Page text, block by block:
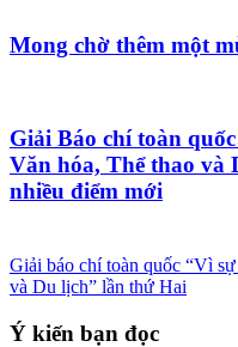
Mong chờ thêm một
Giải Báo chí toàn
Văn hóa, Thể thao và
nhiều điểm mới
Giải báo chí toàn quốc “Vì
và Du lịch” lần thứ Hai
Ý kiến bạn đọc